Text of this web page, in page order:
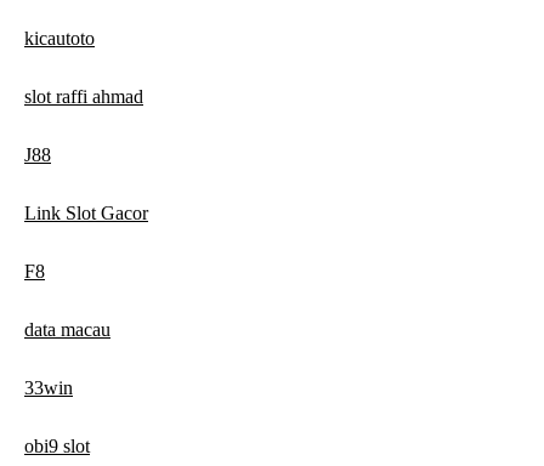
kicautoto
slot raffi ahmad
J88
Link Slot Gacor
F8
data macau
33win
obi9 slot